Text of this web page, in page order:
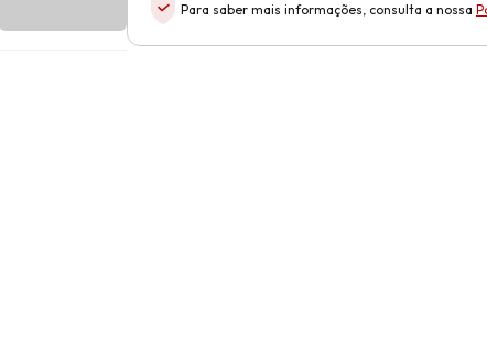
Para saber mais informações, consulta a nossa